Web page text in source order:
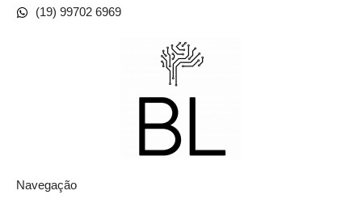
(19) 99702 6969
Navegação